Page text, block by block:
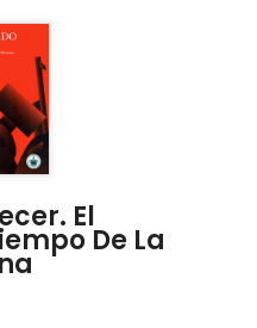
El
De La